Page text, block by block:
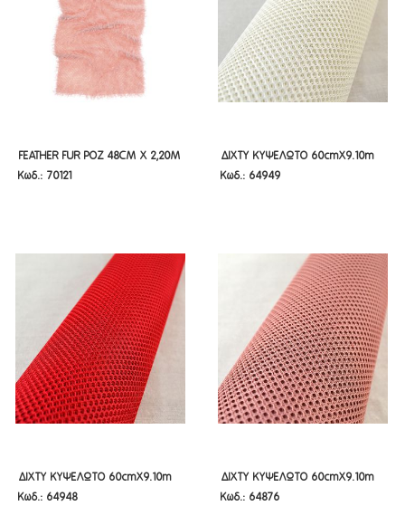
FEATHER FUR ΡΟΖ 48CM Χ 2,20Μ
FEATHER FUR ΡΟΖ 48CM Χ 2,20Μ
Κωδ.: 70121
ΔΙΧΤΥ ΚΥΨΕΛΩΤΟ 60CMX9.10M
ΕΚΡΟΥ
ΔΙΧΤΥ ΚΥΨΕΛΩΤΟ 60cmX9.10m
ΕΚΡΟΥ
Κωδ.: 64949
ΔΙΧΤΥ ΚΥΨΕΛΩΤΟ 60CMX9.10M
ΚΟΚΚΙΝΟ
ΔΙΧΤΥ ΚΥΨΕΛΩΤΟ 60cmX9.10m
ΚΟΚΚΙΝΟ
Κωδ.: 64948
ΔΙΧΤΥ ΚΥΨΕΛΩΤΟ 60CMX9.10M
Σ.ΜΗΛΟ
ΔΙΧΤΥ ΚΥΨΕΛΩΤΟ 60cmX9.10m
Σ.ΜΗΛΟ
Κωδ.: 64876